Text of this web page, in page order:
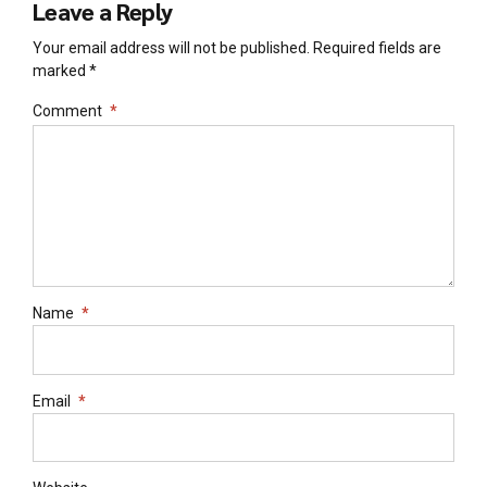
Leave a Reply
Your email address will not be published. Required fields are
marked *
Comment *
Name *
Email *